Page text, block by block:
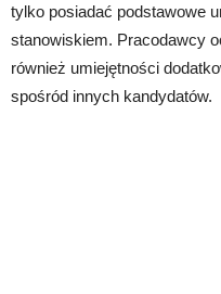
tylko posiadać podstawowe
stanowiskiem. Pracodawcy
również umiejętności
spośród innych kandydatów.